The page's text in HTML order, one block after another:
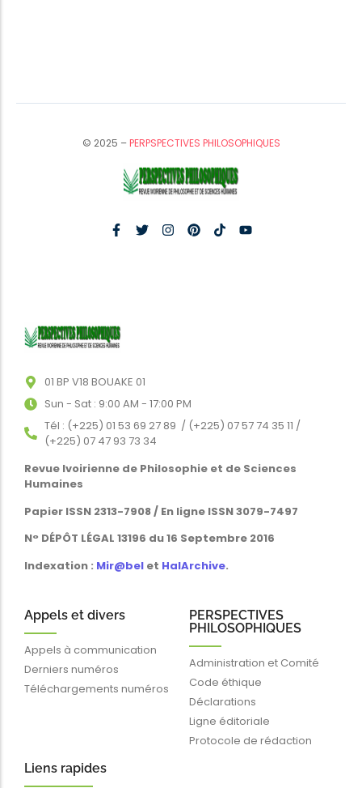
© 2025 –PERPSPECTIVES PHILOSOPHIQUES
01 BP V18 BOUAKE 01
Sun - Sat : 9:00 AM - 17:00 PM
Tél : (+225) 01 53 69 27 89 / (+225) 07 57 74 35 11 /
(+225) 07 47 93 73 34
Revue Ivoirienne de Philosophie et de Sciences
Humaines
Papier ISSN 2313-7908 / En ligne ISSN 3079-7497
N° DÉPÔT LÉGAL 13196 du 16 Septembre 2016
Indexation : Mir@bel et HalArchive.
Appels et divers
Appels à communication
Derniers numéros
Téléchargements numéros
PERSPECTIVES
PHILOSOPHIQUES
Administration et Comité
Code éthique
Déclarations
Ligne éditoriale
Protocole de rédaction
Liens rapides